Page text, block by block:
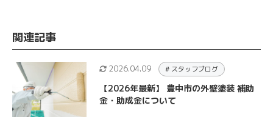
関連記事
2026.04.09 # スタッフブログ
【2026年最新】 豊中市の外壁塗装 補助
金・助成金について